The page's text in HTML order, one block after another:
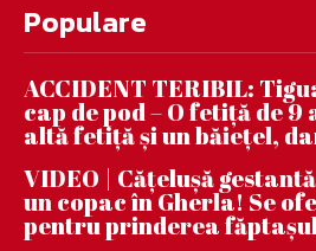
Populare
ACCIDENT TERIBIL:
cap de pod – O fetiță de 9
altă fetiță și un băiețel,
VIDEO | Căţeluşă
un copac în Gherla! Se
pentru prinderea